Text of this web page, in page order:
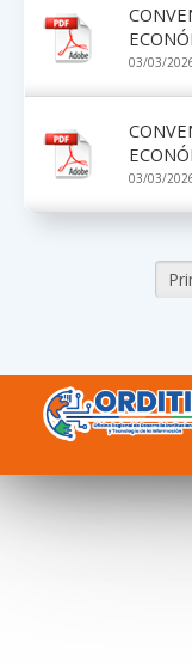
03/03/
03/03/